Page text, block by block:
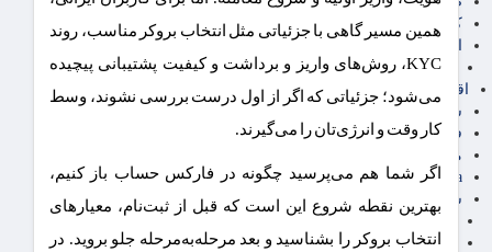
کشاورزی و دامداری
اخبار استان ها
استان تهران
اقتصاد بین الملل
سیاسی
فارکس
مناطق آزاد تجاری
24intermedia
سایر اخبار اقتصادی
عمومی و سرگرمی
فناوری
همین مسیر گاهی با جزئیاتی مثل انتخاب بروکر مناسب، روند
KYC، روش‌های واریز و برداشت و کیفیت پشتیبانی پیچیده
می‌شود؛ جزئیاتی که اگر از اول درست بررسی نشوند، وسط
کار وقت و انرژی‌تان را می‌گیرند.
اگر شما هم می‌پرسید چگونه در فارکس حساب باز کنیم،
بهترین نقطه شروع این است که قبل از ثبت‌نام، معیارهای
انتخاب بروکر را بشناسید و بعد مرحله‌به‌مرحله جلو بروید. در